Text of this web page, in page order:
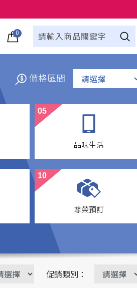
0
價格區間
05
品味生活
10
尊榮預訂
促銷類別：